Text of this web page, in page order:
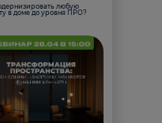
любую
в доме до уровня ПРО?